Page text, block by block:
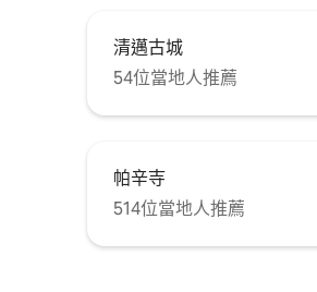
清邁古城
54位當地人推薦
帕辛寺
514位當地人推薦